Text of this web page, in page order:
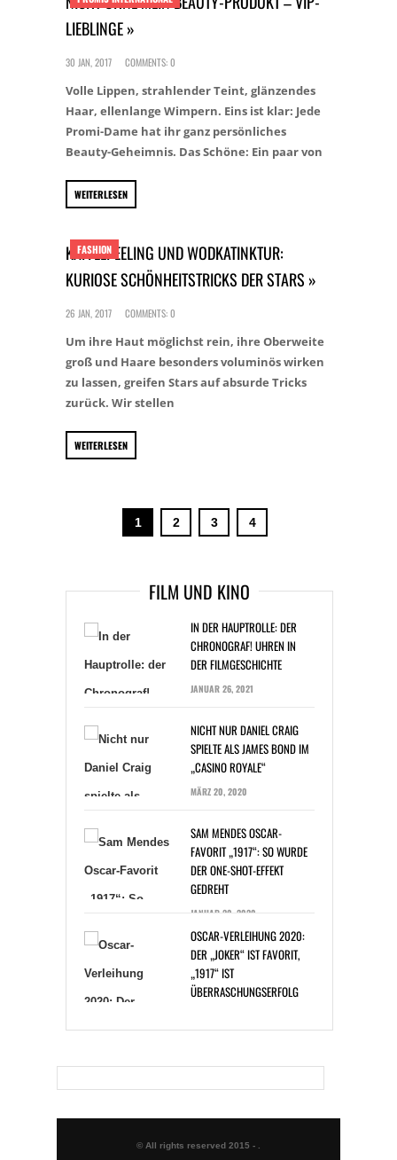
LIEBLINGE »
30 JAN, 2017 COMMENTS: 0
Volle Lippen, strahlender Teint, glänzendes
Haar, ellenlange Wimpern. Eins ist klar: Jede
Promi-Dame hat ihr ganz persönliches
Beauty-Geheimnis. Das Schöne: Ein paar von
WEITERLESEN
KAFFEEPEELING UND WODKATINKTUR:
KURIOSE SCHÖNHEITSTRICKS DER STARS »
26 JAN, 2017 COMMENTS: 0
FASHION
Um ihre Haut möglichst rein, ihre Oberweite
groß und Haare besonders voluminös wirken
zu lassen, greifen Stars auf absurde Tricks
zurück. Wir stellen
WEITERLESEN
1 2 3 4
FILM UND KINO
CHRONOGRAF! UHREN IN
DER FILMGESCHICHTE
SPIELTE ALS JAMES BOND IM
„CASINO ROYALE“
FAVORIT „1917“: SO WURDE
DER ONE-SHOT-EFFEKT
GEDREHT
DER „JOKER“ IST FAVORIT,
„1917“ IST
ÜBERRASCHUNGSERFOLG
BAKTERIENINFEKTION: ZAC
ERKRANKT
DEZEMBER 30, 2019
© All rights reserved 2015 -